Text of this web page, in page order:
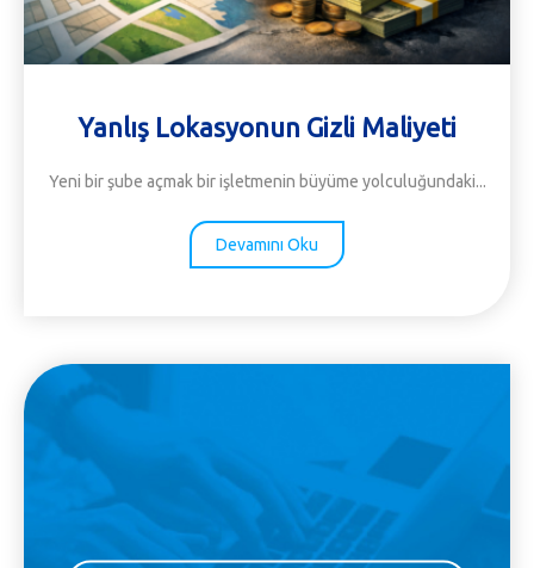
Yanlış Lokasyonun Gizli Maliyeti
Yeni bir şube açmak bir işletmenin büyüme yolculuğundaki...
Devamını Oku